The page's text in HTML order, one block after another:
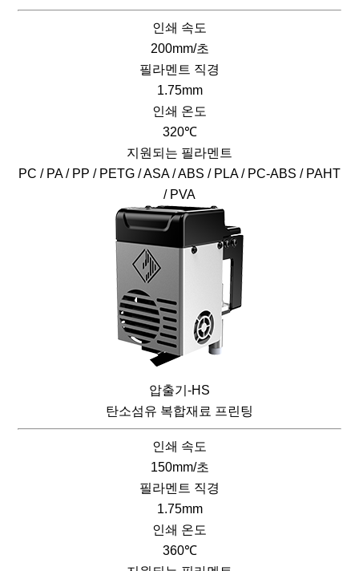
인쇄 속도
200mm/초
필라멘트 직경
1.75mm
인쇄 온도
320℃
지원되는 필라멘트
PC / PA / PP / PETG / ASA / ABS / PLA / PC-ABS / PAHT
/ PVA
압출기-HS
탄소섬유 복합재료 프린팅
인쇄 속도
150mm/초
필라멘트 직경
1.75mm
인쇄 온도
360℃